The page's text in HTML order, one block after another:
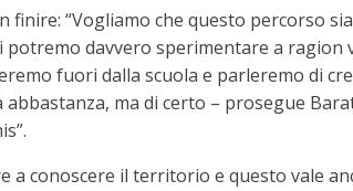
“Vogliamo che questo percorso sia
davvero sperimentare a ragion
fuori dalla scuola e parleremo di
ma di certo – prosegue
conoscere il territorio e questo vale